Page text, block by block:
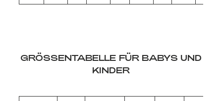
GRÖSSENTABELLE FÜR BABYS UND
KINDER